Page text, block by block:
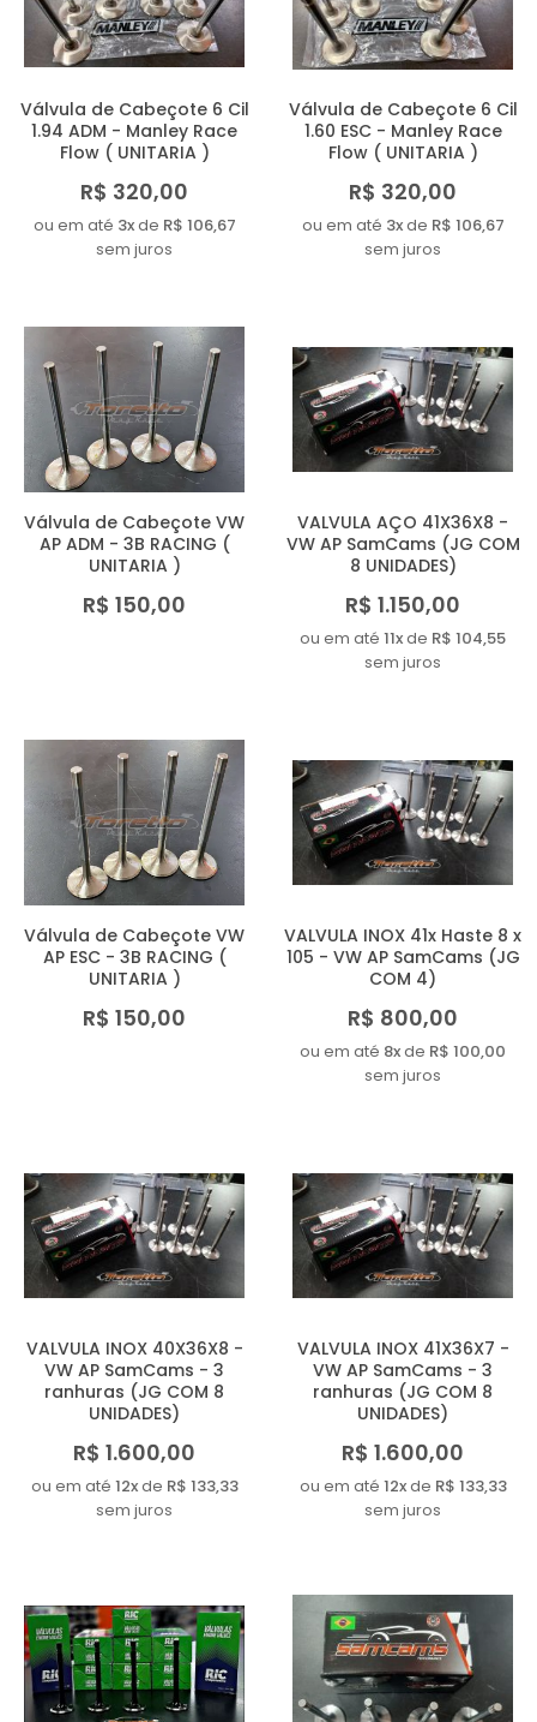
Válvula de Cabeçote 6 Cil
1.94 ADM - Manley Race
Flow ( UNITARIA )
R$ 320,00
ou em até 3xde R$ 106,67
sem juros
Válvula de Cabeçote 6 Cil
1.60 ESC - Manley Race
Flow ( UNITARIA )
R$ 320,00
ou em até 3xde R$ 106,67
sem juros
Válvula de Cabeçote VW
AP ADM - 3B RACING (
UNITARIA )
R$ 150,00
VALVULA AÇO 41X36X8 -
VW AP SamCams (JG COM
8 UNIDADES)
R$ 1.150,00
ou em até 11xde R$ 104,55
sem juros
Válvula de Cabeçote VW
AP ESC - 3B RACING (
UNITARIA )
R$ 150,00
VALVULA INOX 41x Haste 8 x
105 - VW AP SamCams (JG
COM 4)
R$ 800,00
ou em até 8xde R$ 100,00
sem juros
VALVULA INOX 40X36X8 -
VW AP SamCams - 3
ranhuras (JG COM 8
UNIDADES)
R$ 1.600,00
ou em até 12xde R$ 133,33
sem juros
VALVULA INOX 41X36X7 -
VW AP SamCams - 3
ranhuras (JG COM 8
UNIDADES)
R$ 1.600,00
ou em até 12xde R$ 133,33
sem juros